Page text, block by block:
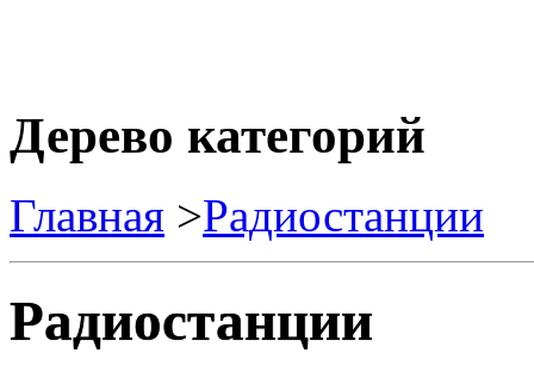
Дерево категорий
Главная >Радиостанции
Радиостанции